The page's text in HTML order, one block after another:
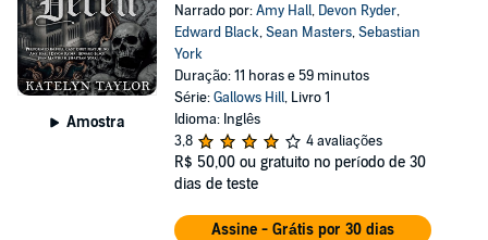
Amostra
Narrado por:Amy Hall, Devon Ryder,
Edward Black,Sean Masters,Sebastian
York
Duração: 11 horas e 59 minutos
Série:Gallows Hill, Livro 1
Idioma: Inglês
3,8
4 avaliações
R$ 50,00 ou gratuito no período de 30
dias de teste
Assine - Grátis por 30 dias